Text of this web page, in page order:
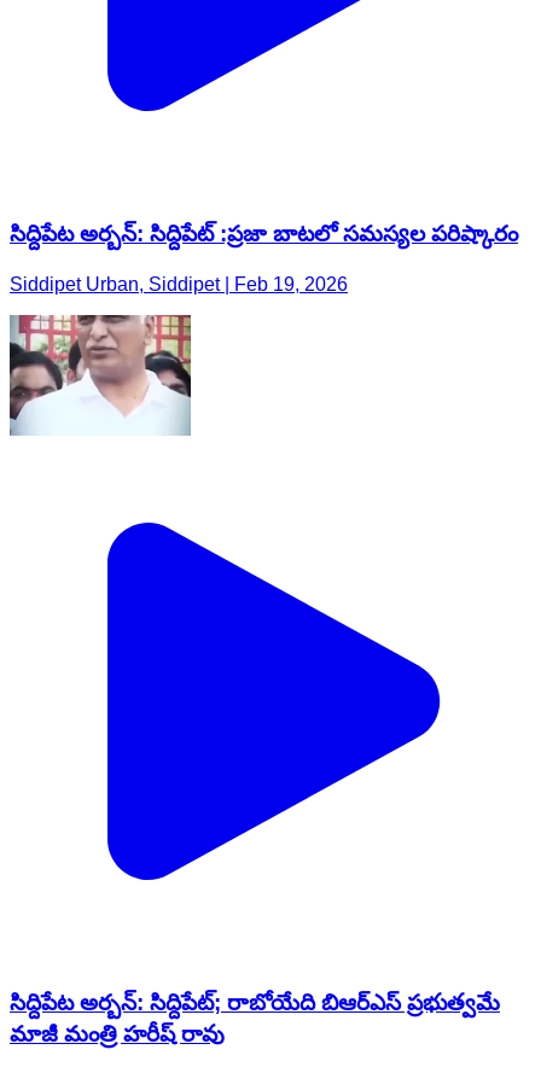
సిద్దిపేట అర్బన్: సిద్దిపేట్ :ప్రజా బాటలో సమస్యల పరిష్కారం
Siddipet Urban, Siddipet | Feb 19, 2026
సిద్దిపేట అర్బన్: సిద్దిపేట్; రాబోయేది బిఆర్ఎస్ ప్రభుత్వమే
మాజీ మంత్రి హరీష్ రావు